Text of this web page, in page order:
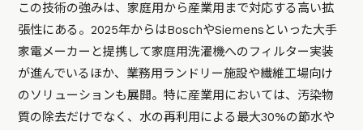
この技術の強みは、家庭用から産業用まで対応する高い拡
張性にある。2025年からはBoschやSiemensといった大手
家電メーカーと提携して家庭用洗濯機へのフィルター実装
が進んでいるほか、業務用ランドリー施設や繊維工場向け
のソリューションも展開。特に産業用においては、汚染物
質の除去だけでなく、水の再利用による最大30%の節水や